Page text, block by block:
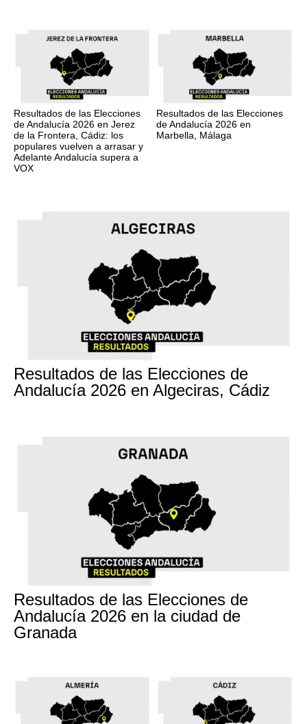
Resultados de las Elecciones
de Andalucía 2026 en Jerez
de la Frontera, Cádiz: los
populares vuelven a arrasar y
Adelante Andalucía supera a
VOX
Resultados de las Elecciones
de Andalucía 2026 en
Marbella, Málaga
Resultados de las Elecciones de
Andalucía 2026 en Algeciras, Cádiz
Resultados de las Elecciones de
Andalucía 2026 en la ciudad de
Granada